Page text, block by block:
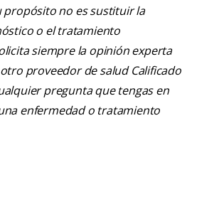
propósito no es sustituir la
o el tratamiento
siempre la opinión experta
proveedor de salud Calificado
pregunta que tengas en
enfermedad o tratamiento